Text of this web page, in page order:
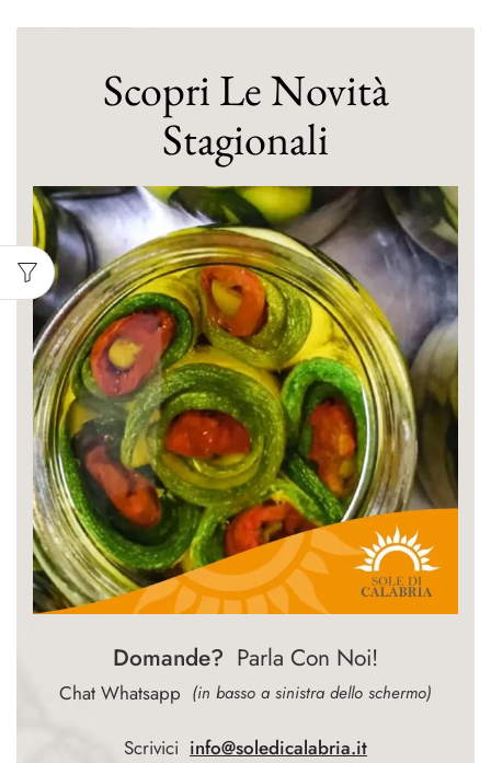
Scopri Le Novità
Stagionali
Domande? Parla Con Noi!
Chat Whatsapp (in basso a sinistra dello schermo)
Scrivici info@soledicalabria.it